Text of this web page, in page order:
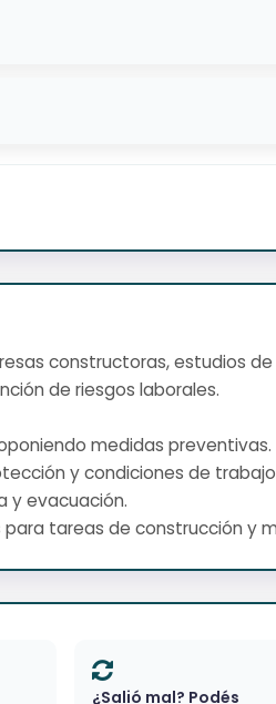
constructoras, estudios
de riesgos laborales.
medidas preventivas.
y condiciones de
y evacuación.
para tareas de construcción y
¿Salió mal? Podés